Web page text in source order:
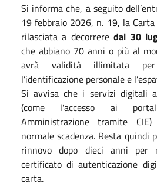
Si informa che, a seguito
19 febbraio 2026, n. 19, la
rilasciata a decorreredal 30
che abbiano 70 anni o più al
avrà validità illimitata
l’identificazione personale e
Si avvisa che i servizi digitali
(come l'accesso ai
Amministrazione tramite
normale scadenza. Resta quindi
rinnovo dopo dieci anni per
certificato di autenticazione
carta.